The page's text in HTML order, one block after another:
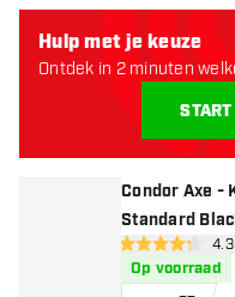
Condor Axe -
Standard
open
4.3 score sterren
4.3
Op voorraad
Hulp met je keuze
Ontdek in 2 minuten